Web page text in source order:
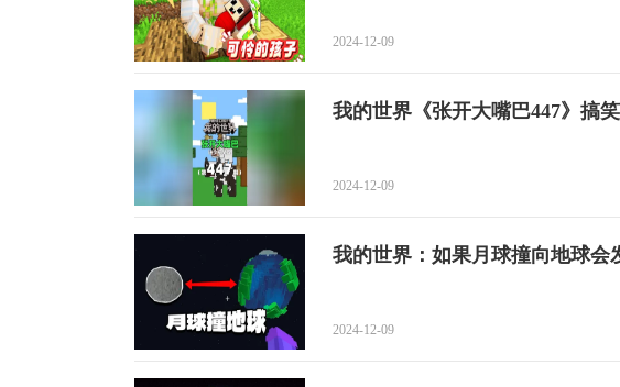
2024-12-09
我的世界《张开大嘴巴447》搞
2024-12-09
我的世界：如果月球撞向地球会
2024-12-09